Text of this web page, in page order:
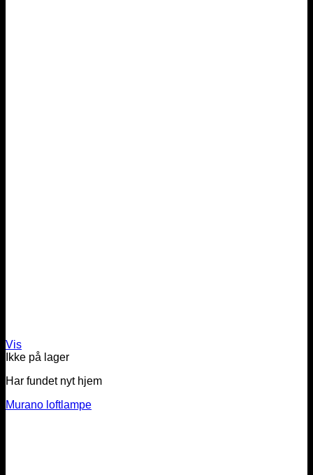
Vis
Ikke på lager
Har fundet nyt hjem
Murano loftlampe